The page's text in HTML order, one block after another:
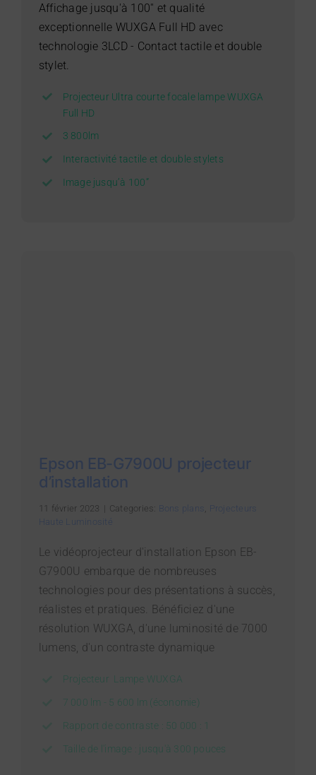
Affichage jusqu'à 100'' et qualité
exceptionnelle WUXGA Full HD avec
technologie 3LCD - Contact tactile et double
stylet.
Projecteur Ultra courte focale lampe WUXGA
Full HD
3 800lm
Interactivité tactile et double stylets
Image jusqu’à 100”
Epson EB-G7900U projecteur
d’installation
11 février 2023 Categories: Bons plans , Projecteurs
Haute Luminosité
Le vidéoprojecteur d'installation Epson EB-
G7900U embarque de nombreuses
technologies pour des présentations à succès,
réalistes et pratiques. Bénéficiez d'une
résolution WUXGA, d'une luminosité de 7000
lumens, d'un contraste dynamique
Projecteur Lampe WUXGA
7 000 lm - 5 600 lm (économie)
Rapport de contraste : 50 000 : 1
Taille de l'image : jusqu'à 300 pouces